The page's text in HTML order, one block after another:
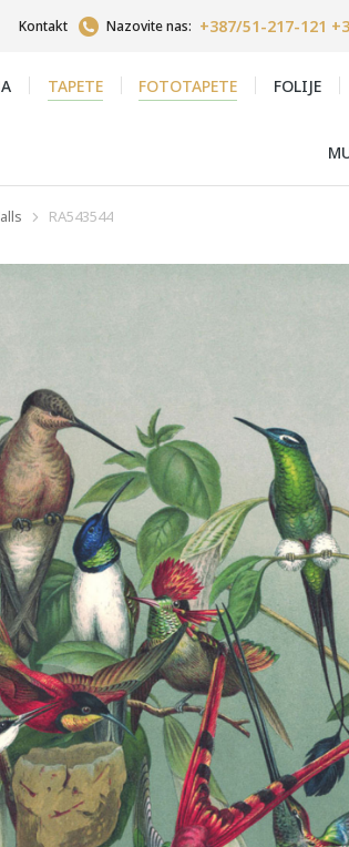
Kontakt Nazovite nas: +387/51-217-121
TAPETE FOTOTAPETE FOLIJE
RA543544